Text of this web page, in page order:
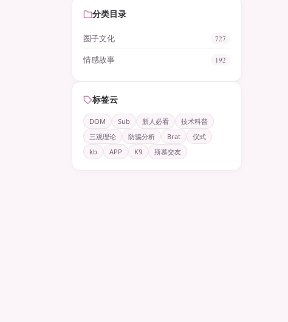
分类目录
圈子文化 727
情感故事 192
标签云
DOM Sub 新人必看
技术科普
三观理论
防骗分析 Brat
仪式
kb
APP K9 斯慕交友